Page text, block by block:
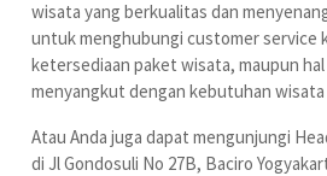
wisata yang berkualitas dan
untuk menghubungi customer service
ketersediaan paket wisata, maupun hal
menyangkut dengan kebutuhan wisata
Atau Anda juga dapat mengunjungi
di Jl Gondosuli No 27B, Baciro